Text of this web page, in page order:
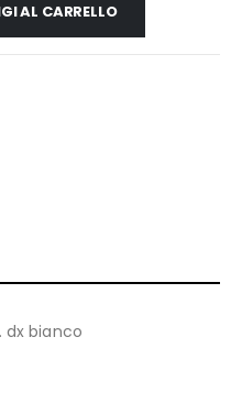
AL CARRELLO
dx bianco